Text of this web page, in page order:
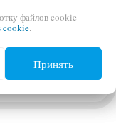
файлов cookie
cookie.
Принять